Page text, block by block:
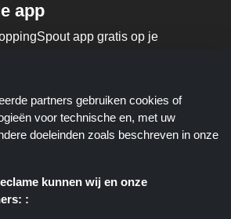
app
app gratis op je
website die u deals, kortingen en kortingscodes
partners gebruiken cookies of
voor technische en, met uw
doeleinden zoals beschreven in onze
kunnen wij en onze
: